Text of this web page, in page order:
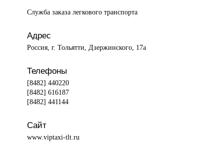
Служба заказалегкового транспорта
Адрес
Россия, г. Тольятти, Дзержинского, 17а
Телефоны
[8482] 440220
[8482] 616187
[8482] 441144
Сайт
www.viptaxi-tlt.ru